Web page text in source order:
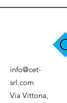
info@cet-
srl.com
Via Vittona,